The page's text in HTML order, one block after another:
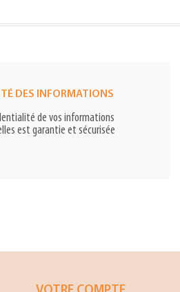
DES INFORMATIONS
de vos informations
est garantie et sécurisée